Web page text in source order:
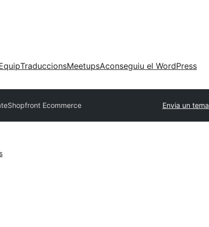
TraduccionsMeetupsAconseguiu el WordPress
Shopfront Ecommerce Envia un tema